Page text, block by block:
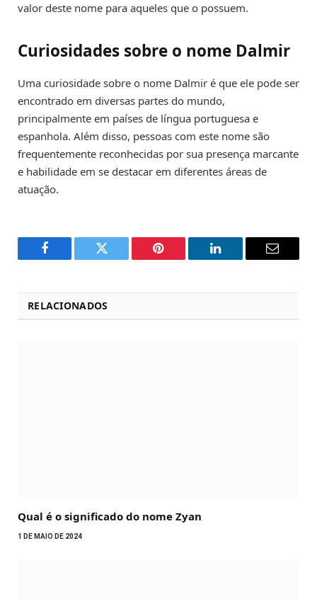
valor deste nome para aqueles que o possuem.
Curiosidades sobre o nome Dalmir
Uma curiosidade sobre o nome Dalmir é que ele pode ser
encontrado em diversas partes do mundo,
principalmente em países de língua portuguesa e
espanhola. Além disso, pessoas com este nome são
frequentemente reconhecidas por sua presença marcante
e habilidade em se destacar em diferentes áreas de
atuação.
Facebook Twitter Pinterest LinkedIn Email
RELACIONADOS
Qual é o significado do nome Zyan
1 DE MAIO DE 2024